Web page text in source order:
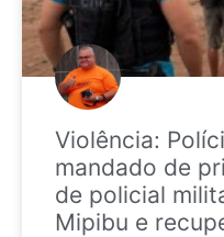
Violência:
mandado de
de policial
Mipibu e